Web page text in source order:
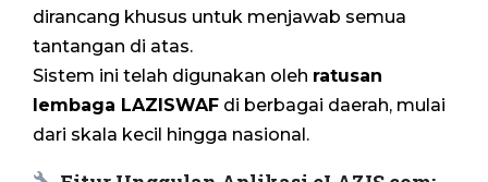
dirancang khusus untuk menjawab semua
tantangan di atas.
Sistem ini telah digunakan oleh ratusan
lembaga LAZISWAF di berbagai daerah, mulai
dari skala kecil hingga nasional.